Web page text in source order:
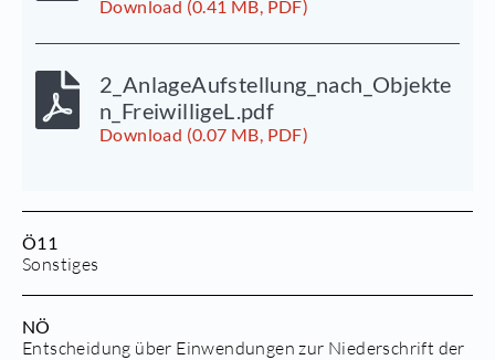
Download (0.41 MB, PDF)
2_AnlageAufstellung_nach_Objekte
n_FreiwilligeL.pdf
Download (0.07 MB, PDF)
Ö11
Sonstiges
NÖ
Entscheidung über Einwendungen zur Niederschrift der